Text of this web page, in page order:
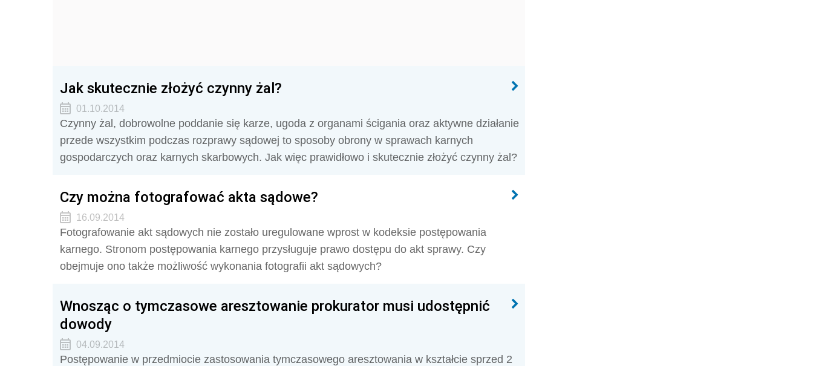
Jak skutecznie złożyć czynny żal?
01.10.2014
Czynny żal, dobrowolne poddanie się karze, ugoda z organami ścigania oraz aktywne działanie
przede wszystkim podczas rozprawy sądowej to sposoby obrony w sprawach karnych
gospodarczych oraz karnych skarbowych. Jak więc prawidłowo i skutecznie złożyć czynny żal?
Czy można fotografować akta sądowe?
16.09.2014
Fotografowanie akt sądowych nie zostało uregulowane wprost w kodeksie postępowania
karnego. Stronom postępowania karnego przysługuje prawo dostępu do akt sprawy. Czy
obejmuje ono także możliwość wykonania fotografii akt sądowych?
Wnosząc o tymczasowe aresztowanie prokurator musi udostępnić
dowody
04.09.2014
Postępowanie w przedmiocie zastosowania tymczasowego aresztowania w kształcie sprzed 2